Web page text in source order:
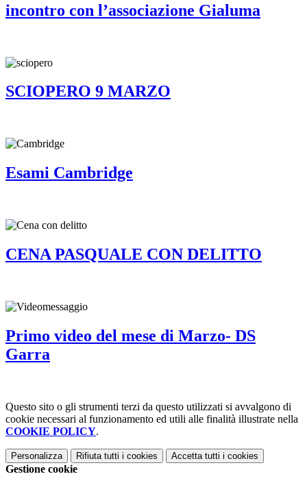
incontro con l’associazione Gialuma
SCIOPERO 9 MARZO
Esami Cambridge
CENA PASQUALE CON DELITTO
Primo video del mese di Marzo- DS
Garra
Questo sito o gli strumenti terzi da questo utilizzati si avvalgono di
cookie necessari al funzionamento ed utili alle finalità illustrate nella
COOKIE POLICY.
Personalizza Rifiuta tutti i cookies Accetta tutti i cookies
Gestione cookie